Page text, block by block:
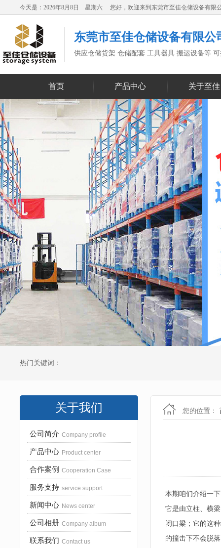
今天是：2026年8月8日 星期六 您好，欢迎来到东莞市至佳仓储设备有限
东莞市至佳仓储设备有限公
供应仓储货架 仓储配套 工具器具 搬运设备等
首页 产品中心 关于至佳
热门关键词：
关于我们
公司简介 Company profile
产品中心 Product center
合作案例 Cooperation Case
服务支持 service support
新闻中心 News center
公司相册 Company album
联系我们 Contact us
您的位置：
本期咱们介绍一
它是由立柱、横
闭口梁；它的这
的撞击下不会脱